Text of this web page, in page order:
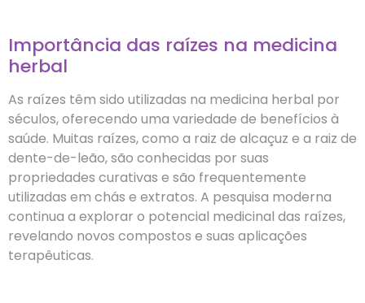
Importância das raízes na medicina
herbal
As raízes têm sido utilizadas na medicina herbal por
séculos, oferecendo uma variedade de benefícios à
saúde. Muitas raízes, como a raiz de alcaçuz e a raiz de
dente-de-leão, são conhecidas por suas
propriedades curativas e são frequentemente
utilizadas em chás e extratos. A pesquisa moderna
continua a explorar o potencial medicinal das raízes,
revelando novos compostos e suas aplicações
terapêuticas.